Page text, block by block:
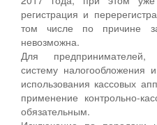
регистрация и
том числе по причине
невозможна.
Для
систему
использования кассовых
применение контрольно-
обязательным.